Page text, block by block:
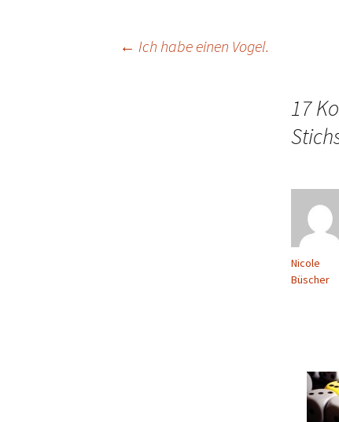
Beitragsnavigation
← Ich habe einen Vogel.
17
Nicole
Büscher